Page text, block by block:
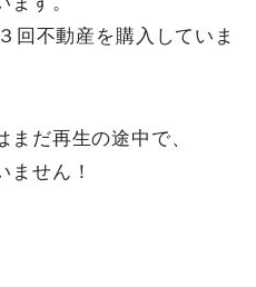
回不動産を購入していま
だ再生の途中で、
ません！